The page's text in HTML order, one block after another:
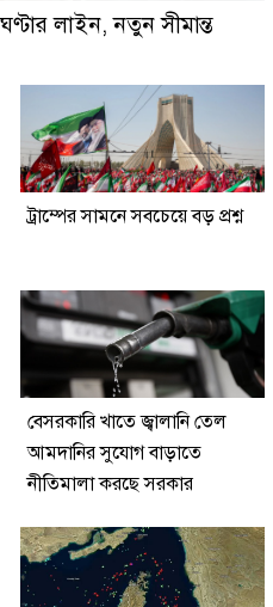
লাইন, নতুন সীমান্ত
ট্রাম্পের সামনে সবচেয়ে বড় প্রশ্ন
বেসরকারি খাতে জ্বালানি তেল
আমদানির সুযোগ বাড়াতে
নীতিমালা করছে সরকার